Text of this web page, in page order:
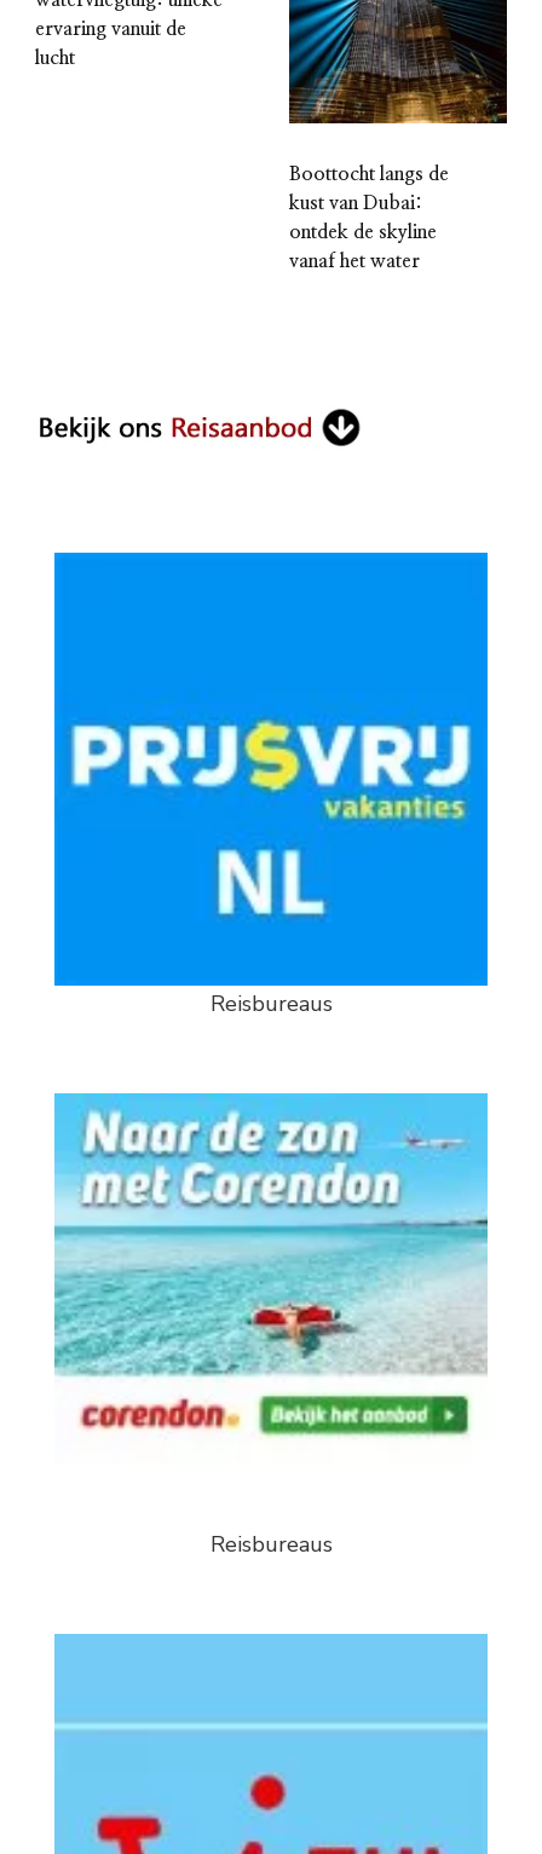
ervaring vanuit de
lucht
Boottocht langs de
kust van Dubai:
ontdek de skyline
vanaf het water
Reisbureaus
Reisbureaus